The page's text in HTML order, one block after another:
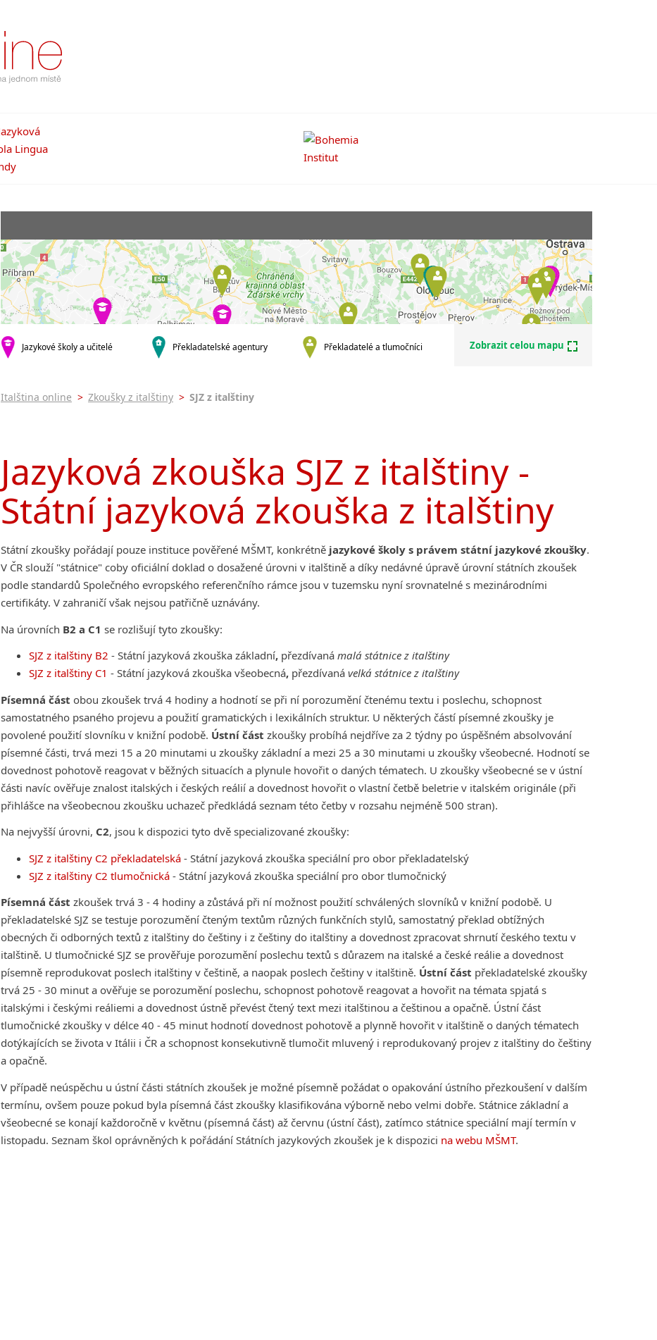
Jazykové školy a učitelé Překladatelské agentury Překladatelé a tlumočníci Zobrazit celou mapu
Italština online > Zkoušky z italštiny > SJZ z italštiny
Jazyková zkouška SJZ z italštiny -
Státní jazyková zkouška z italštiny
Státní zkoušky pořádají pouze instituce pověřené MŠMT, konkrétně jazykové školy s právem státní jazykové zkoušky.
V ČR slouží "státnice" coby oficiální doklad o dosažené úrovni v italštině a díky nedávné úpravě úrovní státních zkoušek
podle standardů Společného evropského referenčního rámce jsou v tuzemsku nyní srovnatelné s mezinárodními
certifikáty. V zahraničí však nejsou patřičně uznávány.
Na úrovních B2 a C1 se rozlišují tyto zkoušky:
SJZ z italštiny B2 - Státní jazyková zkouška základní, přezdívaná malá státnice z italštiny
SJZ z italštiny C1 - Státní jazyková zkouška všeobecná, přezdívaná velká státnice z italštiny
Písemná část obou zkoušek trvá 4 hodiny a hodnotí se při ní porozumění čtenému textu i poslechu, schopnost
samostatného psaného projevu a použití gramatických i lexikálních struktur. U některých částí písemné zkoušky je
povolené použití slovníku v knižní podobě. Ústní část zkoušky probíhá nejdříve za 2 týdny po úspěšném absolvování
písemné části, trvá mezi 15 a 20 minutami u zkoušky základní a mezi 25 a 30 minutami u zkoušky všeobecné. Hodnotí se
dovednost pohotově reagovat v běžných situacích a plynule hovořit o daných tématech. U zkoušky všeobecné se v ústní
části navíc ověřuje znalost italských i českých reálií a dovednost hovořit o vlastní četbě beletrie v italském originále (při
přihlášce na všeobecnou zkoušku uchazeč předkládá seznam této četby v rozsahu nejméně 500 stran).
Na nejvyšší úrovni, C2, jsou k dispozici tyto dvě specializované zkoušky:
SJZ z italštiny C2 překladatelská - Státní jazyková zkouška speciální pro obor překladatelský
SJZ z italštiny C2 tlumočnická - Státní jazyková zkouška speciální pro obor tlumočnický
Písemná část zkoušek trvá 3 - 4 hodiny a zůstává při ní možnost použití schválených slovníků v knižní podobě. U
překladatelské SJZ se testuje porozumění čteným textům různých funkčních stylů, samostatný překlad obtížných
obecných či odborných textů z italštiny do češtiny i z češtiny do italštiny a dovednost zpracovat shrnutí českého textu v
italštině. U tlumočnické SJZ se prověřuje porozumění poslechu textů s důrazem na italské a české reálie a dovednost
písemně reprodukovat poslech italštiny v češtině, a naopak poslech češtiny v italštině. Ústní část překladatelské zkoušky
trvá 25 - 30 minut a ověřuje se porozumění poslechu, schopnost pohotově reagovat a hovořit na témata spjatá s
italskými i českými reáliemi a dovednost ústně převést čtený text mezi italštinou a češtinou a opačně. Ústní část
tlumočnické zkoušky v délce 40 - 45 minut hodnotí dovednost pohotově a plynně hovořit v italštině o daných tématech
dotýkajících se života v Itálii i ČR a schopnost konsekutivně tlumočit mluvený i reprodukovaný projev z italštiny do češtiny
a opačně.
V případě neúspěchu u ústní části státních zkoušek je možné písemně požádat o opakování ústního přezkoušení v dalším
termínu, ovšem pouze pokud byla písemná část zkoušky klasifikována výborně nebo velmi dobře. Státnice základní a
všeobecné se konají každoročně v květnu (písemná část) až červnu (ústní část), zatímco státnice speciální mají termín v
listopadu. Seznam škol oprávněných k pořádání Státních jazykových zkoušek je k dispozici na webu MŠMT.